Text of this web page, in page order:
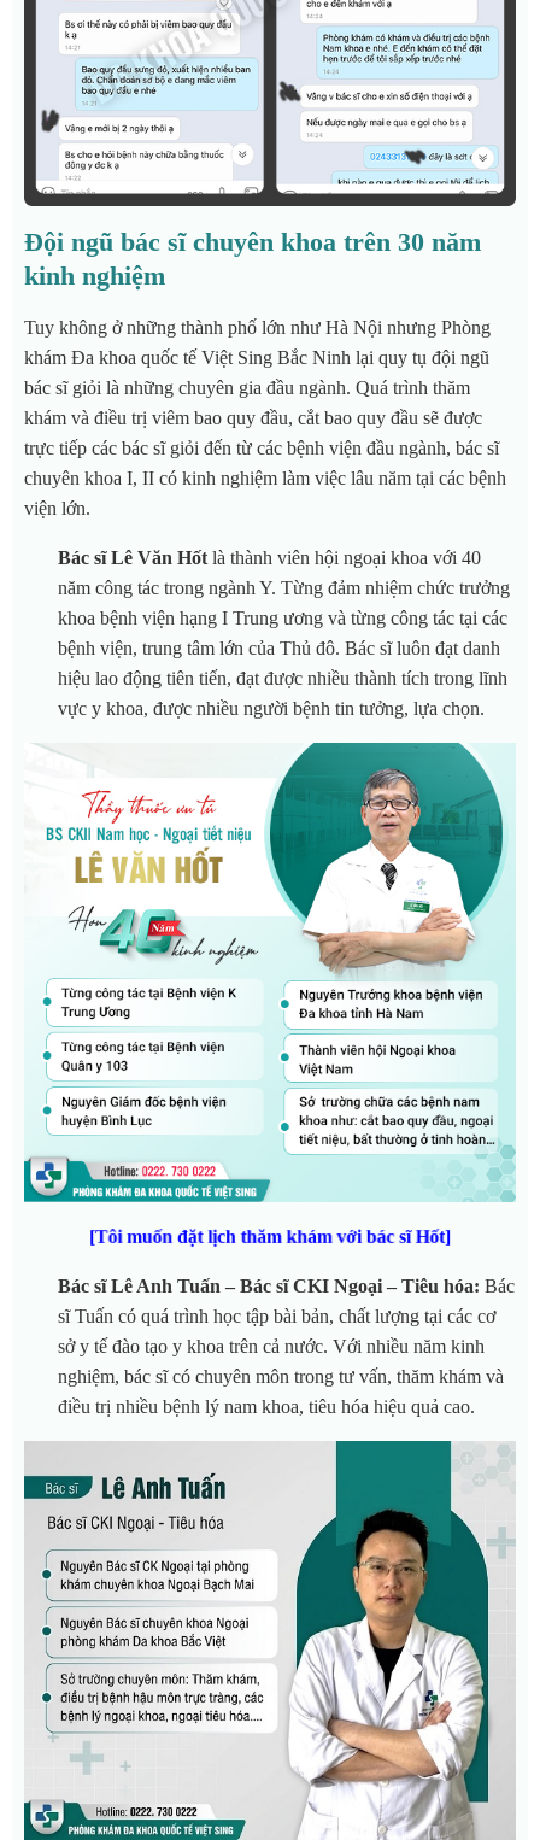
Đội ngũ bác sĩ chuyên khoa trên 30 năm
kinh nghiệm
Tuy không ở những thành phố lớn như Hà Nội nhưng Phòng
khám Đa khoa quốc tế Việt Sing Bắc Ninh lại quy tụ đội ngũ
bác sĩ giỏi là những chuyên gia đầu ngành. Quá trình thăm
khám và điều trị viêm bao quy đầu, cắt bao quy đầu sẽ được
trực tiếp các bác sĩ giỏi đến từ các bệnh viện đầu ngành, bác sĩ
chuyên khoa I, II có kinh nghiệm làm việc lâu năm tại các bệnh
viện lớn.
Bác sĩ Lê Văn Hốt là thành viên hội ngoại khoa với 40
năm công tác trong ngành Y. Từng đảm nhiệm chức trưởng
khoa bệnh viện hạng I Trung ương và từng công tác tại các
bệnh viện, trung tâm lớn của Thủ đô. Bác sĩ luôn đạt danh
hiệu lao động tiên tiến, đạt được nhiều thành tích trong lĩnh
vực y khoa, được nhiều người bệnh tin tưởng, lựa chọn.
[Tôi muốn đặt lịch thăm khám với bác sĩ Hốt]
Bác sĩ Lê Anh Tuấn – Bác sĩ CKI Ngoại – Tiêu hóa: Bác
sĩ Tuấn có quá trình học tập bài bản, chất lượng tại các cơ
sở y tế đào tạo y khoa trên cả nước. Với nhiều năm kinh
nghiệm, bác sĩ có chuyên môn trong tư vấn, thăm khám và
điều trị nhiều bệnh lý nam khoa, tiêu hóa hiệu quả cao.